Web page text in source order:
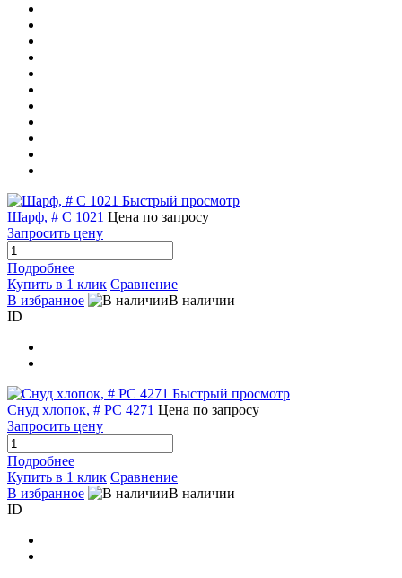
Быстрый просмотр
Шарф, # C 1021 Цена по запросу
Запросить цену
Подробнее
Купить в 1 клик Сравнение
В избранное
В наличии
ID
Быстрый просмотр
Снуд хлопок, # PC 4271 Цена по запросу
Запросить цену
Подробнее
Купить в 1 клик Сравнение
В избранное
В наличии
ID